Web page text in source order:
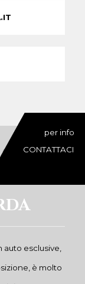
per info
CONTATTACI
auto esclusive,
è molto